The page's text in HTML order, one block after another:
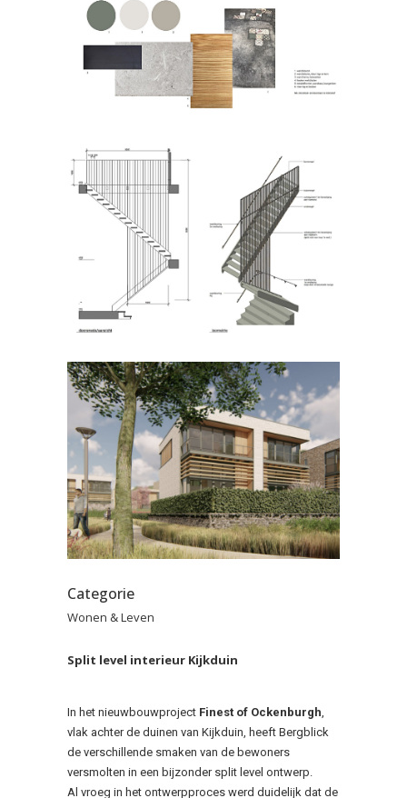
Categorie
Wonen & Leven
Split level interieur Kijkduin
In het nieuwbouwproject Finest of Ockenburgh
vlak achter de duinen van Kijkduin, heeft Bergblick
de verschillende smaken van de bewoners
versmolten in een bijzonder split level ontwerp.
Al vroeg in het ontwerpproces werd duidelijk dat de